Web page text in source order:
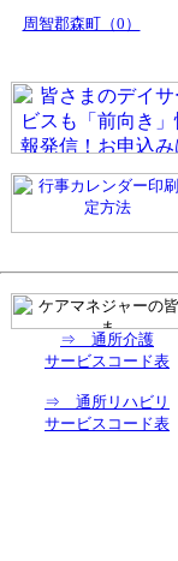
周智郡森町（0）
⇒ 通所介護
サービスコード表
⇒ 通所リハビリ
サービスコード表